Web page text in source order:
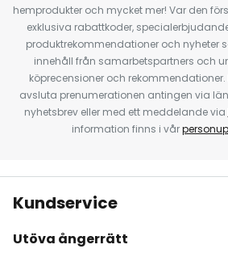
hemprodukter och mycket mer! Var den
exklusiva rabattkoder,
produktrekommendationer och nyheter
innehåll från samarbetspartners och
köprecensioner och
avsluta prenumerationen antingen via
nyhetsbrev eller med ett meddelande via
information finns i vår
Kundservice
Utöva ångerrätt